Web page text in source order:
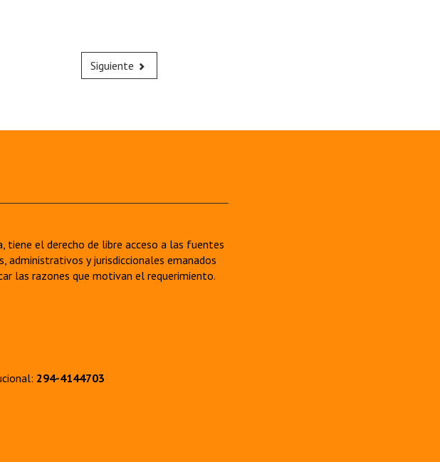
Siguiente
tiene el derecho de libre acceso a las fuentes
y jurisdiccionales emanados
las razones que motivan el requerimiento.
294-4144703